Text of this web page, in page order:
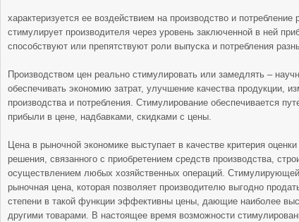
характеризуется ее воздействием на производство и
стимулирует производителя через уровень заключенной в ней
способствуют или препятствуют роли выпуска и потребления
Производством цен реально стимулировать или замедлять –
обеспечивать экономию затрат, улучшение качества продукции,
производства и потребления. Стимулирование обеспечивается
прибыли в цене, надбавками, скидками с цены.
Цена в рыночной экономике выступает в качестве критерия
решения, связанного с приобретением средств производства,
осуществлением любых хозяйственных операций.
рыночная цена, которая позволяет производителю выгодно
степени в такой функции эффективны цены, дающие наиболее
другими товарами. В настоящее время возможности